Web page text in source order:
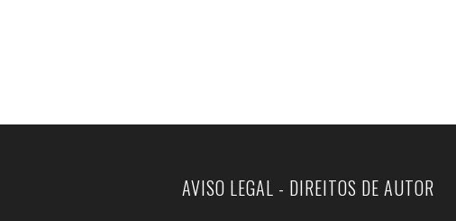
AVISO LEGAL - DIREITOS DE AUTOR